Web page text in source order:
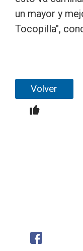
un mayor y
Tocopilla",
Volver